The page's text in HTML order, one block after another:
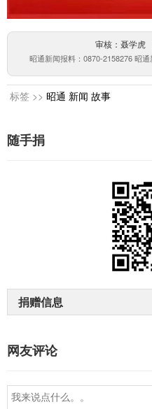
审核：聂学虎
昭通新闻报料：0870-2158276 昭
标签 >> 昭通 新闻 故事
随手捐
捐赠信息
网友评论